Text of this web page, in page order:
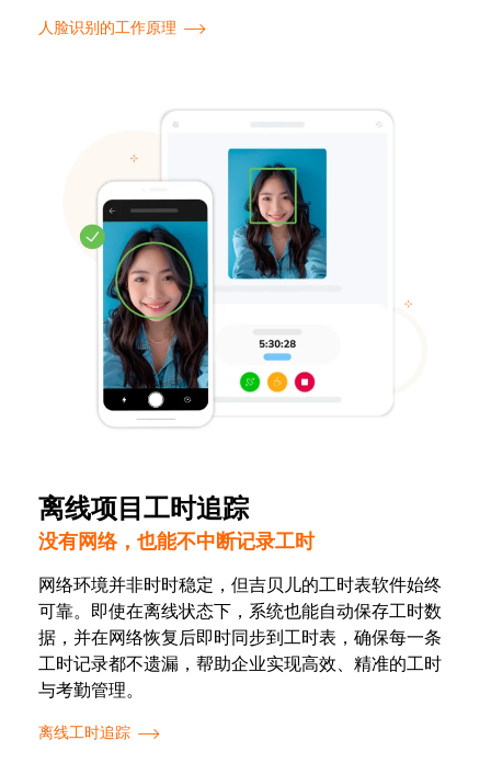
人脸识别的工作原理
离线项目工时追踪
没有网络，也能不中断记录工时
网络环境并非时时稳定，但吉贝儿的工时表软件始终
可靠。即使在离线状态下，系统也能自动保存工时数
据，并在网络恢复后即时同步到工时表，确保每一条
工时记录都不遗漏，帮助企业实现高效、精准的工时
与考勤管理。
离线工时追踪